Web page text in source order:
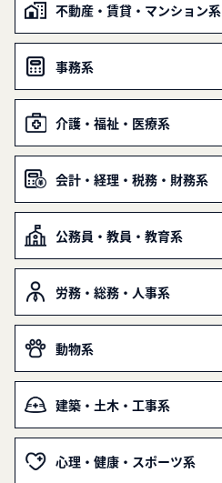
不動産・賃貸・マンション系
事務系
介護・福祉・医療系
会計・経理・税務・財務系
公務員・教員・教育系
労務・総務・人事系
動物系
建築・土木・工事系
心理・健康・スポーツ系